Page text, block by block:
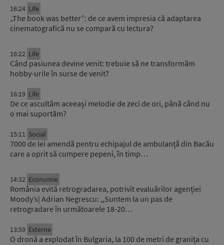
16:24 Life
„The book was better”: de ce avem impresia că adaptarea
cinematografică nu se compară cu lectura?
16:22 Life
Când pasiunea devine venit: trebuie să ne transformăm
hobby-urile în surse de venit?
16:19 Life
De ce ascultăm aceeași melodie de zeci de ori, până când nu
o mai suportăm?
15:11 Social
7000 de lei amendă pentru echipajul de ambulanță din Bacău
care a oprit să cumpere pepeni, în timp…
14:32 Economie
România evită retrogradarea, potrivit evaluărilor agenției
Moody’s| Adrian Negrescu: ,,Suntem la un pas de
retrogradare în următoarele 18-20…
13:59 Externe
O dronă a explodat în Bulgaria, la 100 de metri de granița cu